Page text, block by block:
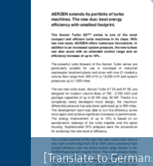
[Translate to German:]